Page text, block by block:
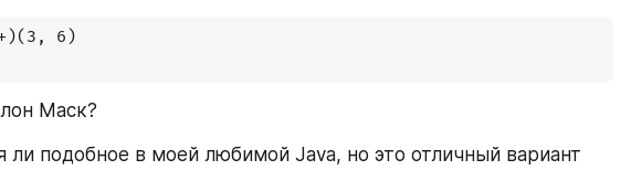
6)
Маск?
ли подобное в моей любимой Java, но это отличный вариант